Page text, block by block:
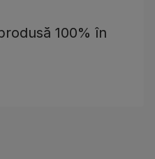
100% în